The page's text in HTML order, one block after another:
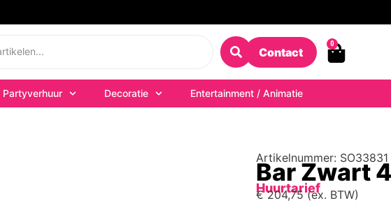
Contact
0
Partyverhuur Decoratie Entertainment / Animatie
Artikelnummer: SO33831
Bar Zwart
Huurtarief
€204,75(ex. BTW)